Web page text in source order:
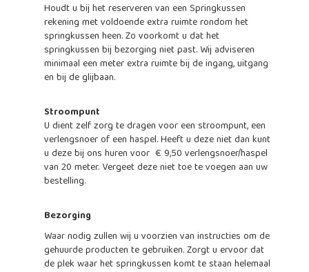
Houdt u bij het reserveren van een Springkussen
rekening met voldoende extra ruimte rondom het
springkussen heen. Zo voorkomt u dat het
springkussen bij bezorging niet past. Wij adviseren
minimaal een meter extra ruimte bij de ingang, uitgang
en bij de glijbaan.
Stroompunt
U dient zelf zorg te dragen voor een stroompunt, een
verlengsnoer of een haspel. Heeft u deze niet dan kunt
u deze bij ons huren voor € 9,50 verlengsnoer/haspel
van 20 meter. Vergeet deze niet toe te voegen aan uw
bestelling.
Bezorging
Waar nodig zullen wij u voorzien van instructies om de
gehuurde producten te gebruiken. Zorgt u ervoor dat
de plek waar het springkussen komt te staan helemaal